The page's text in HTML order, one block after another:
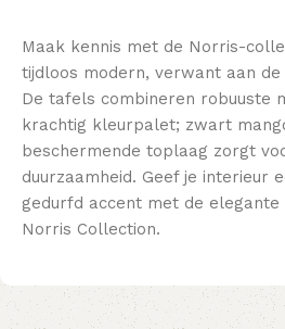
Maak kennis met de Norris-
tijdloos modern, verwant aan
De tafels combineren robuuste
krachtig kleurpalet; zwart
beschermende toplaag zorgt
duurzaamheid. Geef je interieur
gedurfd accent met de elegante
Norris Collection.